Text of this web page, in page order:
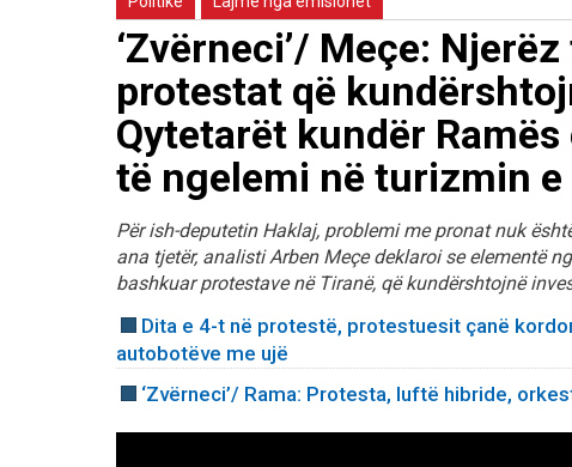
‘Zvërneci’/ Meçe:
protestat që
Qytetarët kundër
të ngelemi në turizmin
Për ish-deputetin Haklaj, problemi me pronat nuk
ana tjetër, analisti Arben Meçe deklaroi se elementë
bashkuar protestave në Tiranë, që kundërshtojnë
Dita e 4-t në protestë, protestuesit çanë
autobotëve me ujë
‘Zvërneci’/ Rama: Protesta, luftë hibride,